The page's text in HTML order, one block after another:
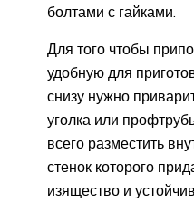
болтами с гайками.
Для того чтобы
удобную для
снизу нужно
уголка или
всего разместить
стенок которого
изящество и